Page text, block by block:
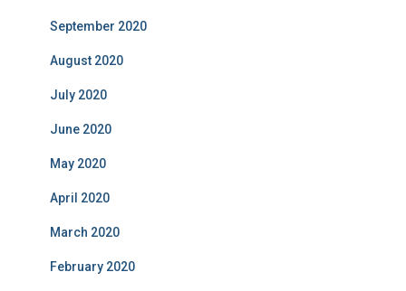
September 2020
August 2020
July 2020
June 2020
May 2020
April 2020
March 2020
February 2020